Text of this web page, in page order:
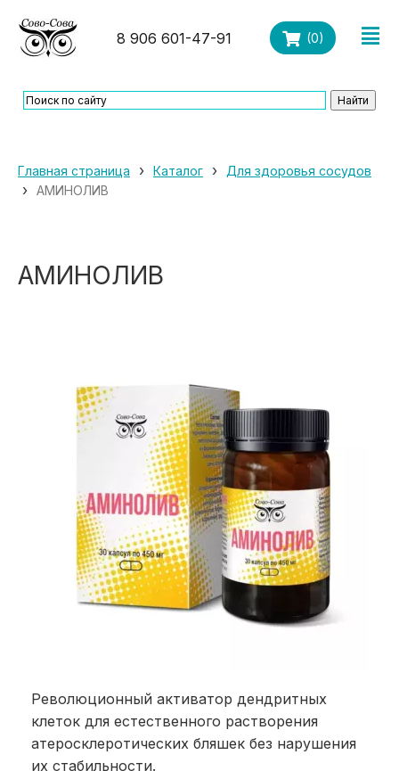
8 906 601-47-91 (0)
Главная страница › Каталог › Для здоровья сосудов
› АМИНОЛИВ
АМИНОЛИВ
Революционный активатор дендритных
клеток для естественного растворения
атеросклеротических бляшек без нарушения
их стабильности.